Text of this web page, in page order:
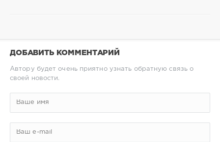
ДОБАВИТЬ КОММЕНТАРИЙ
Автору будет очень приятно узнать обратную связь о
своей новости.